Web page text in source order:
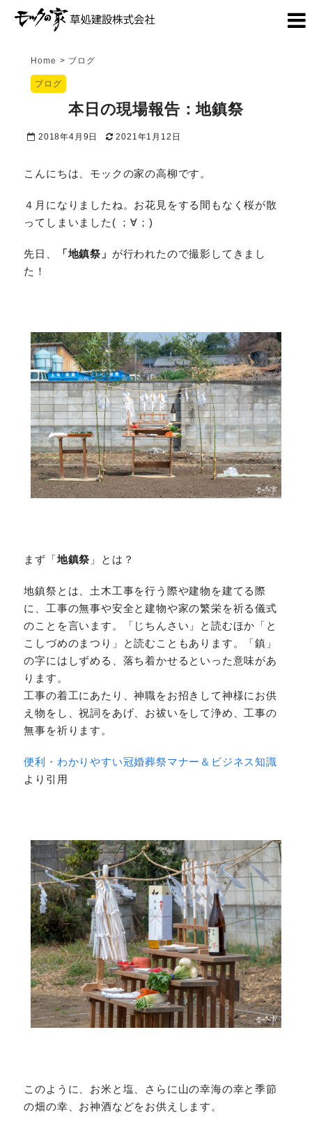
Home > ブログ
ブログ
本日の現場報告：地鎮祭
2018年4月9日 2021年1月12日
こんにちは、モックの家の高柳です。
４月になりましたね。お花見をする間もなく桜が散
ってしまいました( ；∀；)
先日、 「地鎮祭」 が行われたので撮影してきまし
た！
まず「地鎮祭 」とは？
地鎮祭とは、土木工事を行う際や建物を建てる際
に、工事の無事や安全と建物や家の繁栄を祈る儀式
のことを言います。「じちんさい」と読むほか「と
こしづめのまつり」と読むこともあります。「鎮」
の字にはしずめる、落ち着かせるといった意味があ
ります。
工事の着工にあたり、神職をお招きして神様にお供
え物をし、祝詞をあげ、お祓いをして浄め、工事の
無事を祈ります。
便利・わかりやすい冠婚葬祭マナー＆ビジネス知識
より引用
このように、お米と塩、さらに山の幸海の幸と季節
の畑の幸、お神酒などをお供えします。